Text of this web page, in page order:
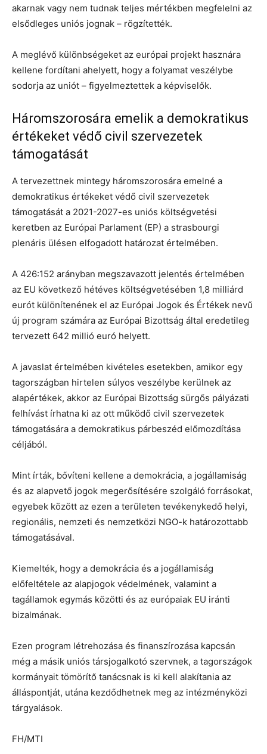
akarnak vagy nem tudnak teljes mértékben megfelelni az
elsődleges uniós jognak – rögzítették.
A meglévő különbségeket az európai projekt hasznára
kellene fordítani ahelyett, hogy a folyamat veszélybe
sodorja az uniót – figyelmeztettek a képviselők.
Háromszorosára emelik a demokratikus
értékeket védő civil szervezetek
támogatását
A tervezettnek mintegy háromszorosára emelné a
demokratikus értékeket védő civil szervezetek
támogatását a 2021-2027-es uniós költségvetési
keretben az Európai Parlament (EP) a strasbourgi
plenáris ülésen elfogadott határozat értelmében.
A 426:152 arányban megszavazott jelentés értelmében
az EU következő hétéves költségvetésében 1,8 milliárd
eurót különítenének el az Európai Jogok és Értékek nevű
új program számára az Európai Bizottság által eredetileg
tervezett 642 millió euró helyett.
A javaslat értelmében kivételes esetekben, amikor egy
tagországban hirtelen súlyos veszélybe kerülnek az
alapértékek, akkor az Európai Bizottság sürgős pályázati
felhívást írhatna ki az ott működő civil szervezetek
támogatására a demokratikus párbeszéd előmozdítása
céljából.
Mint írták, bővíteni kellene a demokrácia, a jogállamiság
és az alapvető jogok megerősítésére szolgáló forrásokat,
egyebek között az ezen a területen tevékenykedő helyi,
regionális, nemzeti és nemzetközi NGO-k határozottabb
támogatásával.
Kiemelték, hogy a demokrácia és a jogállamiság
előfeltétele az alapjogok védelmének, valamint a
tagállamok egymás közötti és az európaiak EU iránti
bizalmának.
Ezen program létrehozása és finanszírozása kapcsán
még a másik uniós társjogalkotó szervnek, a tagországok
kormányait tömörítő tanácsnak is ki kell alakítania az
álláspontját, utána kezdődhetnek meg az intézményközi
tárgyalások.
FH/MTI